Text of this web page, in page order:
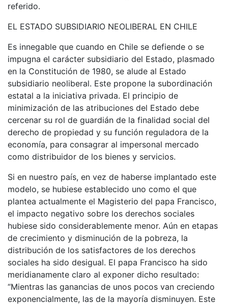
referido.
EL ESTADO SUBSIDIARIO NEOLIBERAL EN CHILE
Es innegable que cuando en Chile se defiende o se
impugna el carácter subsidiario del Estado, plasmado
en la Constitución de 1980, se alude al Estado
subsidiario neoliberal. Este propone la subordinación
estatal a la iniciativa privada. El principio de
minimización de las atribuciones del Estado debe
cercenar su rol de guardián de la finalidad social del
derecho de propiedad y su función reguladora de la
economía, para consagrar al impersonal mercado
como distribuidor de los bienes y servicios.
Si en nuestro país, en vez de haberse implantado este
modelo, se hubiese establecido uno como el que
plantea actualmente el Magisterio del papa Francisco,
el impacto negativo sobre los derechos sociales
hubiese sido considerablemente menor. Aún en etapas
de crecimiento y disminución de la pobreza, la
distribución de los satisfactores de los derechos
sociales ha sido desigual. El papa Francisco ha sido
meridianamente claro al exponer dicho resultado:
“Mientras las ganancias de unos pocos van creciendo
exponencialmente, las de la mayoría disminuyen. Este